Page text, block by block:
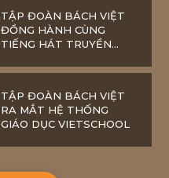
TẬP ĐOÀN BÁCH VIỆT
ĐỒNG HÀNH CÙNG
TIẾNG HÁT TRUYỀN
TẬP ĐOÀN BÁCH VIỆT
RA MẮT HỆ THỐNG
GIÁO DỤC VIETSCHOOL